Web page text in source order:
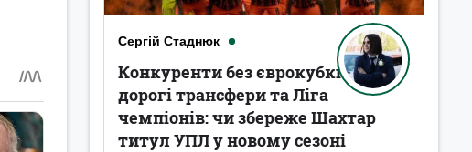
Сергій Стаднюк
Конкуренти без єврокубків,
дорогі трансфери та Ліга
чемпіонів: чи збереже Шахтар
титул УПЛ у новому сезоні